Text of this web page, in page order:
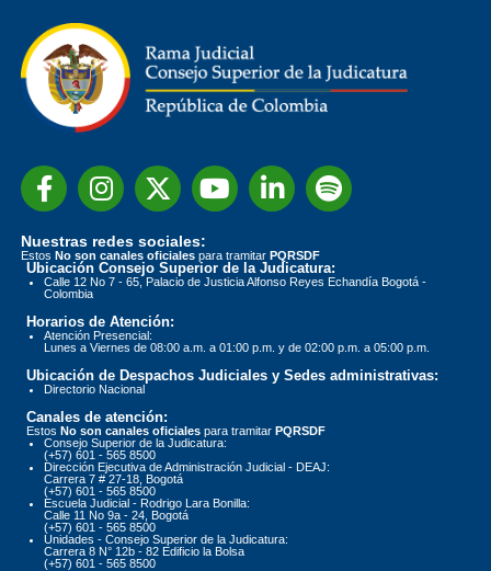
Nuestras redes sociales:
Estos No son canales oficiales para tramitar PQRSDF
Ubicación Consejo Superior de la Judicatura:
Calle 12 No 7 - 65, Palacio de Justicia Alfonso Reyes Echandía Bogotá -
Colombia
Horarios de Atención:
Atención Presencial:
Lunes a Viernes de 08:00 a.m. a 01:00 p.m. y de 02:00 p.m. a 05:00 p.m.
Ubicación de Despachos Judiciales y Sedes administrativas:
Directorio Nacional
Canales de atención:
Estos No son canales oficiales para tramitar PQRSDF
Consejo Superior de la Judicatura:
(+57) 601 - 565 8500
Dirección Ejecutiva de Administración Judicial - DEAJ:
Carrera 7 # 27-18, Bogotá
(+57) 601 - 565 8500
Escuela Judicial - Rodrigo Lara Bonilla:
Calle 11 No 9a - 24, Bogotá
(+57) 601 - 565 8500
Unidades - Consejo Superior de la Judicatura:
Carrera 8 N° 12b - 82 Edificio la Bolsa
(+57) 601 - 565 8500